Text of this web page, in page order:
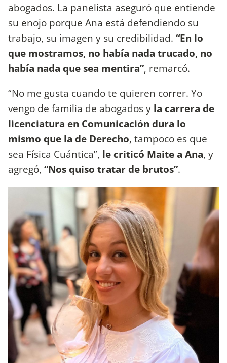
abogados. La panelista aseguró que entiende
su enojo porque Ana está defendiendo su
trabajo, su imagen y su credibilidad. “En lo
que mostramos, no había nada trucado, no
había nada que sea mentira”, remarcó.
“No me gusta cuando te quieren correr. Yo
vengo de familia de abogados y la carrera de
licenciatura en Comunicación dura lo
mismo que la de Derecho, tampoco es que
sea Física Cuántica”, le criticó Maite a Ana, y
agregó, “Nos quiso tratar de brutos”.